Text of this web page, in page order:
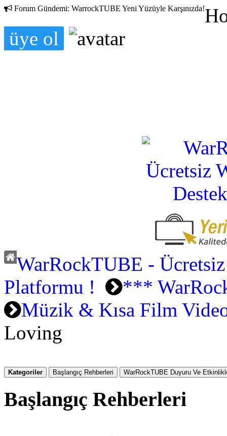
Forum Gündemi: WarrockTUBE Yeni Yüzüyle Karşınızda!
üye ol
WarRockTUBE -
Platformu !
***
Müzik & Kısa Film
Loving
Kategoriler Başlangıç Rehberleri WarRockTUBE Duyuru Ve
Başlangıç Rehberleri